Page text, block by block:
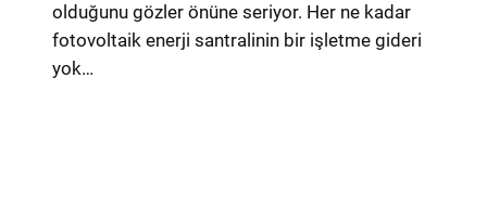
olduğunu gözler önüne seriyor. Her ne kadar
fotovoltaik enerji santralinin bir işletme gideri
yok…